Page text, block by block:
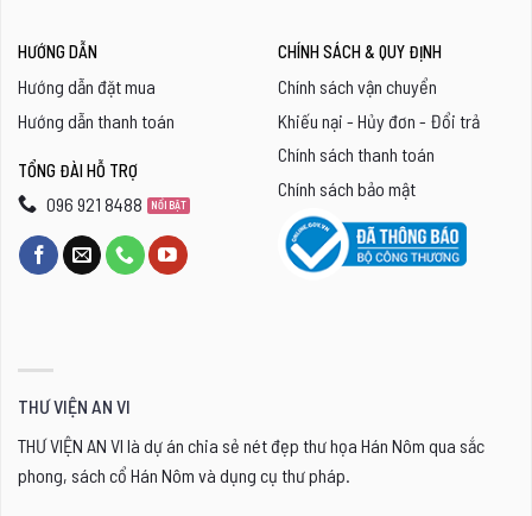
HƯỚNG DẪN
Hướng dẫn đặt mua
Hướng dẫn thanh toán
TỔNG ĐÀI HỖ TRỢ
096 921 8488
CHÍNH SÁCH & QUY ĐỊNH
Chính sách vận chuyển
Khiếu nại - Hủy đơn - Đổi trả
Chính sách thanh toán
Chính sách bảo mật
THƯ VIỆN AN VI
THƯ VIỆN AN VI là dự án chia sẻ nét đẹp thư họa Hán Nôm qua sắc
phong, sách cổ Hán Nôm và dụng cụ thư pháp.